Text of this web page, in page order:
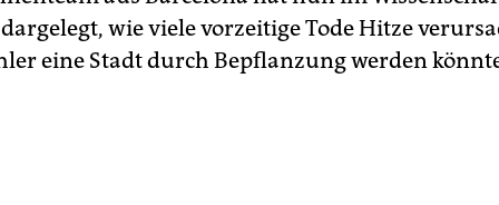
wie viele vorzeitige Tode Hitze
eine Stadt durch Bepflanzung werden